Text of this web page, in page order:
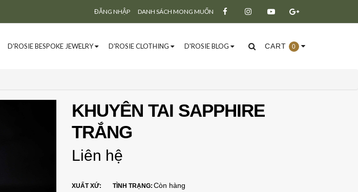
DANH SÁCH MONG MUỐN
ĐĂNG NHẬP
CART 0
D'ROSIE BESPOKE JEWELRY D'ROSIE CLOTHING D'ROSIE BLOG
KHUYÊN TAI SAPPHIRE
TRẮNG
Liên hệ
XUẤT XỨ: TÌNH TRẠNG: Còn hàng